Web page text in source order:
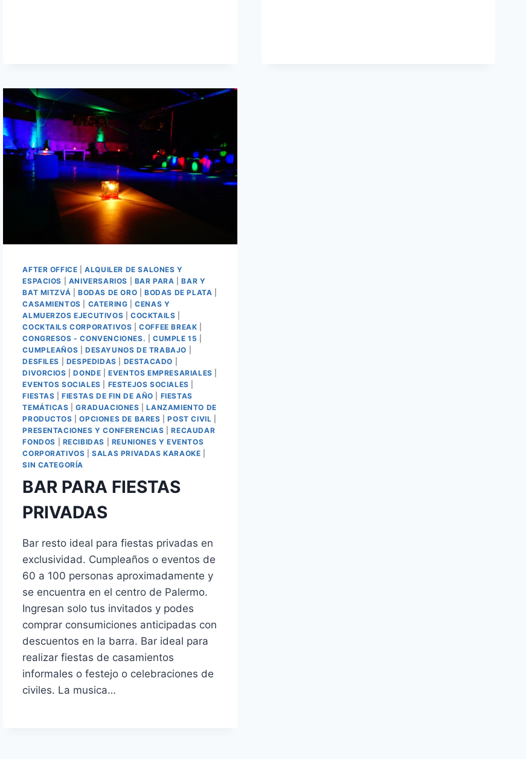
AFTER OFFICE |ALQUILER DE SALONES Y
ESPACIOS
ANIVERSARIOS BAR PARA |BAR Y
BAT MITZVÁ |BODAS DE ORO |BODAS DE PLATA
CASAMIENTOS
CATERING |CENAS Y
ALMUERZOS EJECUTIVOS |COCKTAILS
COCKTAILS CORPORATIVOS |COFFEE BREAK
CONGRESOS - CONVENCIONES.
CUMPLE 15
CUMPLEAÑOS |DESAYUNOS DE TRABAJO
DESFILES
DESPEDIDAS DESTACADO
DIVORCIOS |DONDE |EVENTOS EMPRESARIALES
EVENTOS SOCIALES
FESTEJOS SOCIALES
FIESTAS |FIESTAS DE FIN DE AÑO
FIESTAS
TEMÁTICAS |GRADUACIONES |LANZAMIENTO DE
PRODUCTOS |OPCIONES DE BARES |POST CIVIL
PRESENTACIONES Y CONFERENCIAS |RECAUDAR
FONDOS
RECIBIDAS
REUNIONES Y EVENTOS
CORPORATIVOS |SALAS PRIVADAS KARAOKE
SIN CATEGORÍA
BAR PARA FIESTAS
PRIVADAS
Bar resto ideal para fiestas privadas en
exclusividad. Cumpleaños o eventos de
60 a 100 personas aproximadamente y
se encuentra en el centro de Palermo.
Ingresan solo tus invitados y podes
comprar consumiciones anticipadas con
descuentos en la barra. Bar ideal para
realizar fiestas de casamientos
informales o festejo o celebraciones de
civiles. La musica…